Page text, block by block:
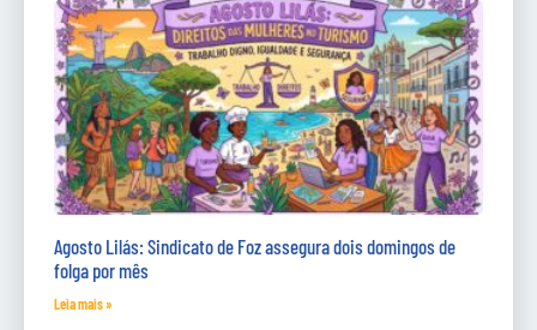
Agosto Lilás: Sindicato de Foz assegura dois domingos de
folga por mês
Leia mais »